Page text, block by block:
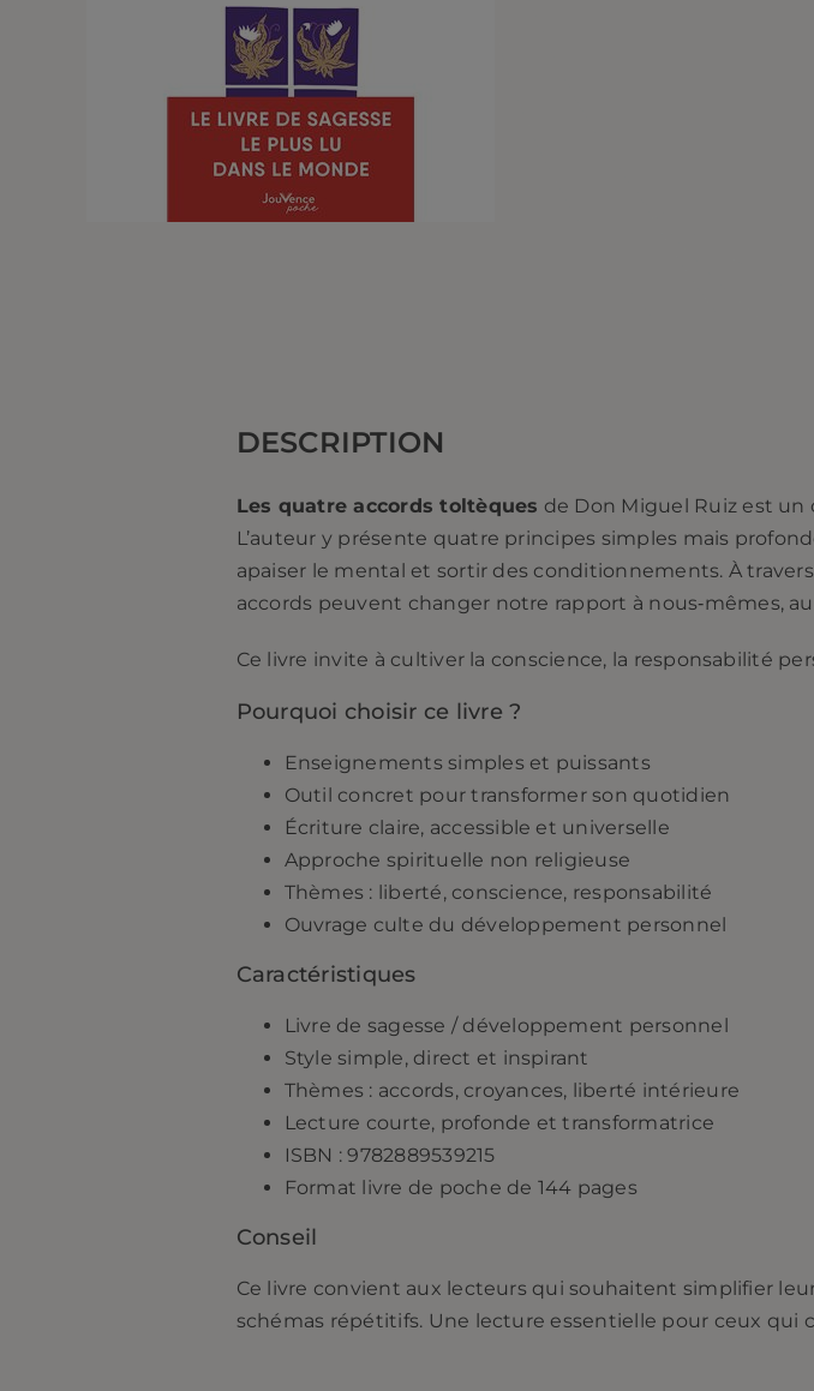
DESCRIPTION
Les quatre accords toltèques de Don Miguel Ruiz est
L’auteur y présente quatre principes simples mais
apaiser le mental et sortir des conditionnements. À
accords peuvent changer notre rapport à nous‑mêmes,
Ce livre invite à cultiver la conscience, la responsabilité
Pourquoi choisir ce livre ?
Enseignements simples et puissants
Outil concret pour transformer son quotidien
Écriture claire, accessible et universelle
Approche spirituelle non religieuse
Thèmes : liberté, conscience, responsabilité
Ouvrage culte du développement personnel
Caractéristiques
Livre de sagesse / développement personnel
Style simple, direct et inspirant
Thèmes : accords, croyances, liberté intérieure
Lecture courte, profonde et transformatrice
ISBN : 9782889539215
Format livre de poche de 144 pages
Conseil
Ce livre convient aux lecteurs qui souhaitent simplifier
schémas répétitifs. Une lecture essentielle pour ceux